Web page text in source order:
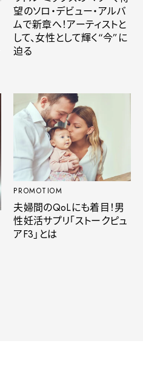
望のソロ・デビュー・アルバ
ムで新章へ！アーティストと
して、女性として輝く“今”に
迫る
PROMOTIOM
夫婦間のQoLにも着目！男
性妊活サプリ「ストークピュ
アF3」とは